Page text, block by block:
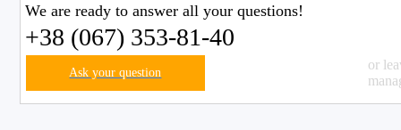
We are ready to answer all your questions!
+38 (067) 353-81-40
Ask your question
or